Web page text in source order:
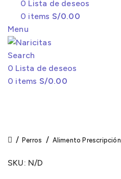
0 Lista de deseos
0 items S/0.00
Menu
Search
0 Lista de deseos
0 items S/0.00
Click to enlarge
Perros Alimento Prescripción
SKU: N/D